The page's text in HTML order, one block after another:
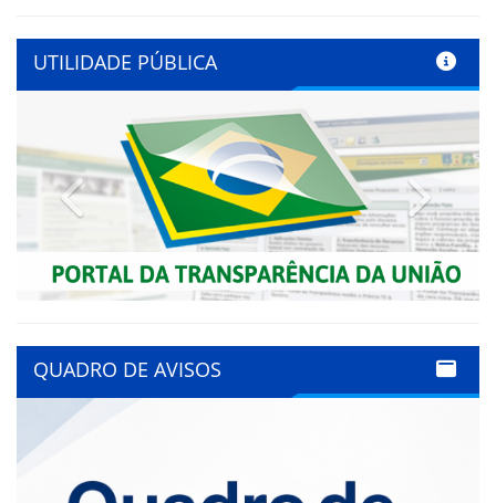
UTILIDADE PÚBLICA
Previous Next
QUADRO DE AVISOS